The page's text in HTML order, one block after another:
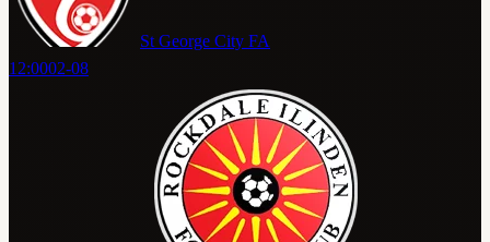
St George City FA
12:0002-08